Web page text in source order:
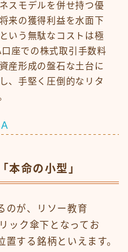
スモデルを併せ持つ優
来の獲得利益を水面下
いう無駄なコストは極
座での株式取引手数料
産形成の盤石な土台に
、手堅く圧倒的なリタ
本命の小型」
のが、リソー教育
ック傘下となってお
する銘柄といえます。